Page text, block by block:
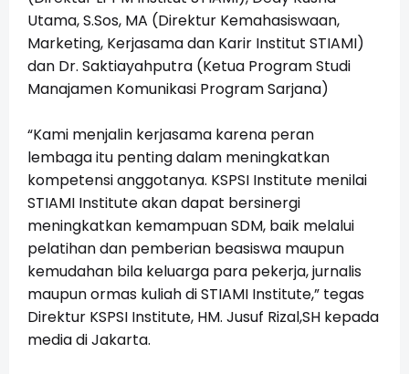
Utama, S.Sos, MA (Direktur Kemahasiswaan,
Marketing, Kerjasama dan Karir Institut STIAMI)
dan Dr. Saktiayahputra (Ketua Program Studi
Manajamen Komunikasi Program Sarjana)
“Kami menjalin kerjasama karena peran
lembaga itu penting dalam meningkatkan
kompetensi anggotanya. KSPSI Institute menilai
STIAMI Institute akan dapat bersinergi
meningkatkan kemampuan SDM, baik melalui
pelatihan dan pemberian beasiswa maupun
kemudahan bila keluarga para pekerja, jurnalis
maupun ormas kuliah di STIAMI Institute,” tegas
Direktur KSPSI Institute, HM. Jusuf Rizal,SH kepada
media di Jakarta.